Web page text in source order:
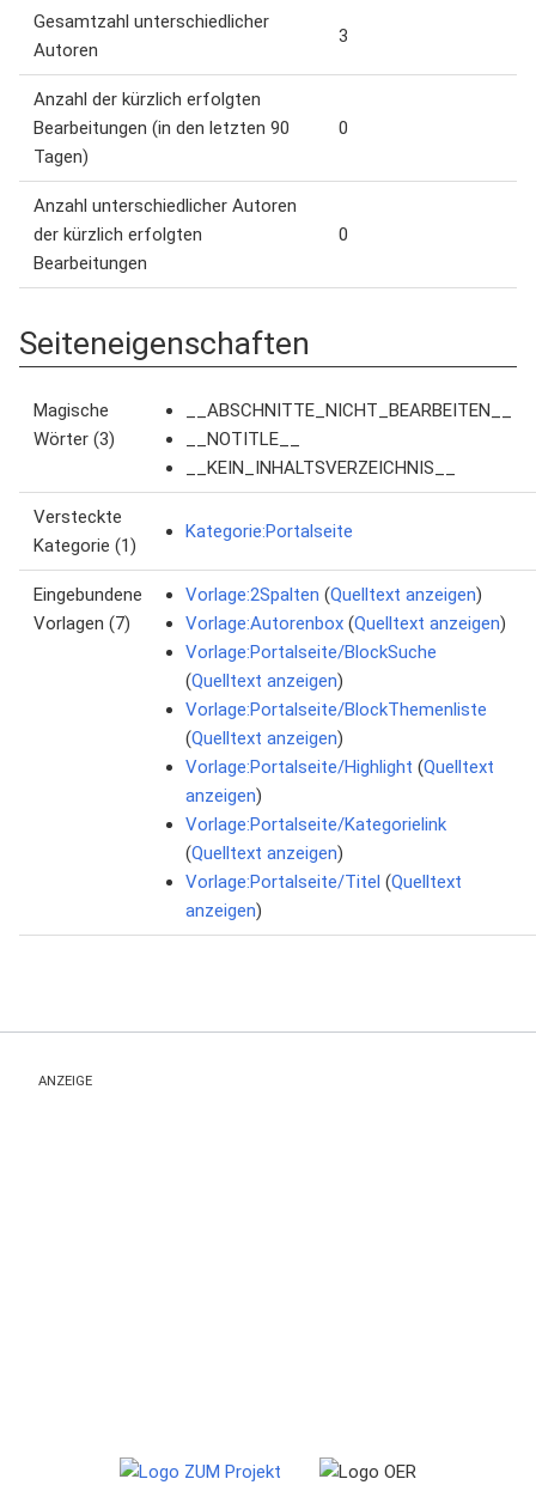
Gesamtzahl unterschiedlicher
Autoren
3
Anzahl der kürzlich erfolgten
Bearbeitungen (in den letzten 90
Tagen)
0
Anzahl unterschiedlicher Autoren
der kürzlich erfolgten
Bearbeitungen
0
Seiteneigenschaften
Magische
Wörter (3)
__ABSCHNITTE_NICHT_BEARBEITEN__
__NOTITLE__
__KEIN_INHALTSVERZEICHNIS__
Versteckte
Kategorie (1)
Kategorie:Portalseite
Eingebundene
Vorlagen (7)
Vorlage:2Spalten (Quelltext anzeigen)
Vorlage:Autorenbox (Quelltext anzeigen)
Vorlage:Portalseite/BlockSuche
(Quelltext anzeigen)
Vorlage:Portalseite/BlockThemenliste
(Quelltext anzeigen)
Vorlage:Portalseite/Highlight (Quelltext
anzeigen)
Vorlage:Portalseite/Kategorielink
(Quelltext anzeigen)
Vorlage:Portalseite/Titel (Quelltext
anzeigen)
ANZEIGE